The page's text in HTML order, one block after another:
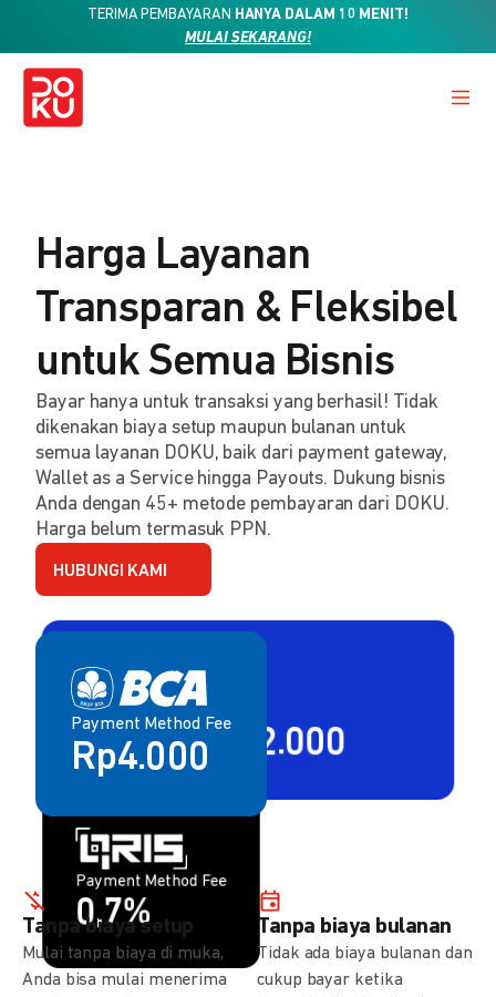
TERIMA PEMBAYARAN HANYA DALAM 10 MENIT!
MULAI SEKARANG!
Harga Layanan
Transparan & Fleksibel
untuk Semua Bisnis
Bayar hanya untuk transaksi yang berhasil! Tidak
dikenakan biaya setup maupun bulanan untuk
semua layanan DOKU, baik dari payment gateway,
Wallet as a Service hingga Payouts. Dukung bisnis
Anda dengan 45+ metode pembayaran dari DOKU.
Harga belum termasuk PPN.
HUBUNGI KAMI
Payment Method Fee
Rp4.000
Payment Method Fee
2,80% + Rp2.000
Payment Method Fee
0,7%
Payment Method Fee
1,5%
Tanpa biaya setup
Mulai tanpa biaya di muka,
Anda bisa mulai menerima
Tanpa biaya bulanan
Tidak ada biaya bulanan dan
cukup bayar ketika